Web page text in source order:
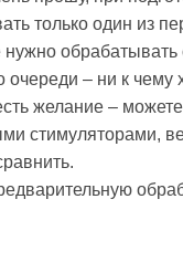
только один из
нужно
очереди – ни к чему
желание –
стимуляторами,